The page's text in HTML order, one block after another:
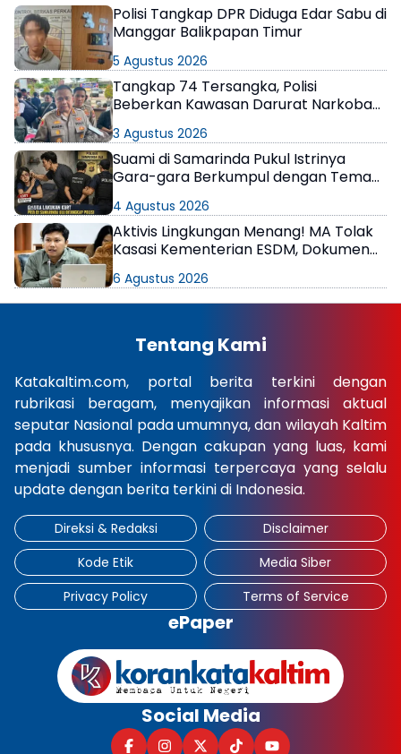
Polisi Tangkap DPR Diduga Edar Sabu di
Manggar Balikpapan Timur
5 Agustus 2026
Tangkap 74 Tersangka, Polisi
Beberkan Kawasan Darurat Narkoba
3 Agustus 2026
Suami di Samarinda Pukul Istrinya
Gara-gara Berkumpul dengan Teman
4 Agustus 2026
Aktivis Lingkungan Menang! MA Tolak
Kasasi Kementerian ESDM, Dokumen
Publik
6 Agustus 2026
Tentang Kami
Katakaltim.com, portal berita terkini dengan
rubrikasi beragam, menyajikan informasi aktual
seputar Nasional pada umumnya, dan wilayah Kaltim
pada khususnya. Dengan cakupan yang luas, kami
menjadi sumber informasi terpercaya yang selalu
update dengan berita terkini di Indonesia.
Direksi & Redaksi
Disclaimer
Kode Etik
Media Siber
Privacy Policy
Terms of Service
ePaper
Social Media